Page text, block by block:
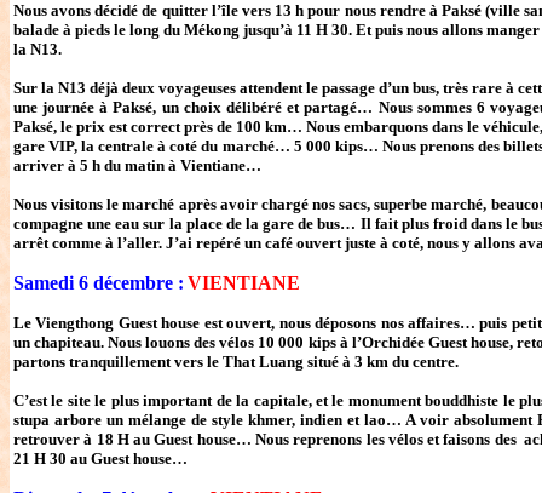
Nous avons décidé de quitter l’île vers 13 h pour nous rendre à Paksé (ville
balade à pieds le long du Mékong jusqu’à 11 H 30. Et puis nous allons
la N13.
Sur la N13 déjà deux voyageuses attendent le passage d’un bus, très rare à
une journée à Paksé, un choix délibéré et partagé… Nous sommes 6
Paksé, le prix est correct près de 100 km… Nous embarquons dans le
gare VIP, la centrale à coté du marché… 5 000 kips… Nous prenons des
arriver à 5 h du matin à Vientiane…
Nous visitons le marché après avoir chargé nos sacs, superbe marché,
compagne une eau sur la place de la gare de bus… Il fait plus froid dans le
arrêt comme à l’aller. J’ai repéré un café ouvert juste à coté, nous y allons
Samedi 6 décembre : VIENTIANE
Le Viengthong Guest house est ouvert, nous déposons nos affaires… puis
un chapiteau. Nous louons des vélos 10 000 kips à l’Orchidée Guest house,
partons tranquillement vers le That Luang situé à 3 km du centre.
C’est le site le plus important de la capitale, et le monument bouddhiste le
stupa arbore un mélange de style khmer, indien et lao… A voir
retrouver à 18 H au Guest house… Nous reprenons les vélos et faisons des
21 H 30 au Guest house…